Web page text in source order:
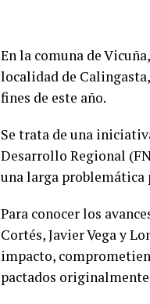
En la comuna de
localidad de
fines de este año.
Se trata de una
Desarrollo Regional
una larga problemática
Para conocer los
Cortés, Javier Vega y
impacto,
pactados